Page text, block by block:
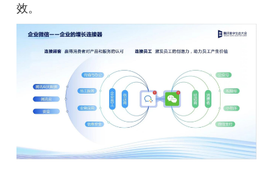
效。